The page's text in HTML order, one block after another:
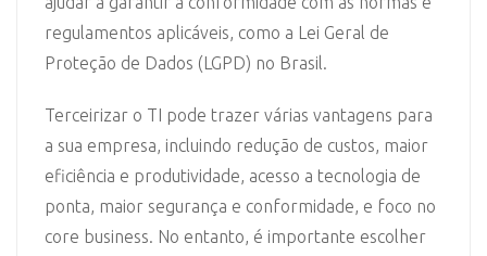
regulamentos aplicáveis, como a Lei Geral de
Proteção de Dados (LGPD) no Brasil.
Terceirizar o TI pode trazer várias vantagens para
a sua empresa, incluindo redução de custos, maior
eficiência e produtividade, acesso a tecnologia de
ponta, maior segurança e conformidade, e foco no
core business. No entanto, é importante escolher